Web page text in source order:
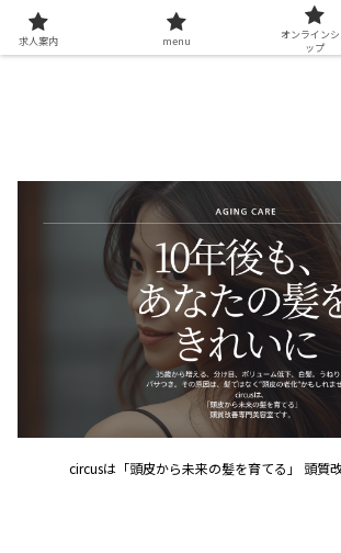
circusは「頭皮から未来の髪を育てる」 頭質
求人案内 menu
オンラインシ
ップ